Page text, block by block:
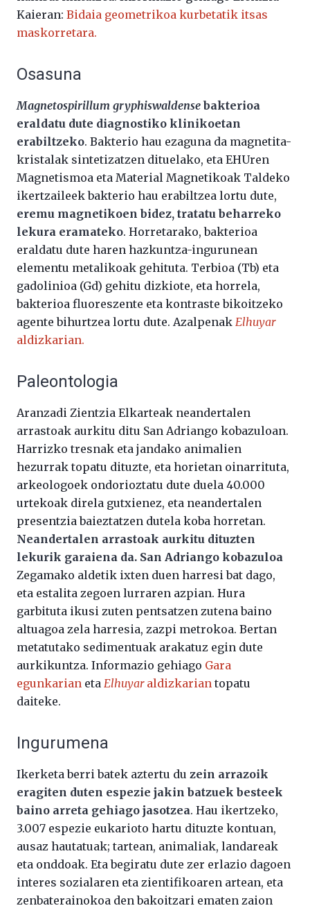
Kaieran: Bidaia geometrikoa kurbetatik itsas
maskorretara.
Osasuna
Magnetospirillum gryphiswaldensebakterioa
eraldatu dute diagnostiko klinikoetan
erabiltzeko. Bakterio hau ezaguna da magnetita-
kristalak sintetizatzen dituelako, eta EHUren
Magnetismoa eta Material Magnetikoak Taldeko
ikertzaileek bakterio hau erabiltzea lortu dute,
eremu magnetikoen bidez, tratatu beharreko
lekura eramateko. Horretarako, bakterioa
eraldatu dute haren hazkuntza-ingurunean
elementu metalikoak gehituta. Terbioa (Tb) eta
gadolinioa (Gd) gehitu dizkiote, eta horrela,
bakterioa fluoreszente eta kontraste bikoitzeko
agente bihurtzea lortu dute. Azalpenak Elhuyar
aldizkarian.
Paleontologia
Aranzadi Zientzia Elkarteak neandertalen
arrastoak aurkitu ditu San Adriango kobazuloan.
Harrizko tresnak eta jandako animalien
hezurrak topatu dituzte, eta horietan oinarrituta,
arkeologoek ondorioztatu dute duela 40.000
urtekoak direla gutxienez, eta neandertalen
presentzia baieztatzen dutela koba horretan.
Neandertalen arrastoak aurkitu dituzten
lekurik garaiena da. San Adriango kobazuloa
Zegamako aldetik ixten duen harresi bat dago,
eta estalita zegoen lurraren azpian. Hura
garbituta ikusi zuten pentsatzen zutena baino
altuagoa zela harresia, zazpi metrokoa. Bertan
metatutako sedimentuak arakatuz egin dute
aurkikuntza. Informazio gehiago Gara
egunkarian eta Elhuyar aldizkarian topatu
daiteke.
Ingurumena
Ikerketa berri batek aztertu du zein arrazoik
eragiten duten espezie jakin batzuek besteek
baino arreta gehiago jasotzea. Hau ikertzeko,
3.007 espezie eukarioto hartu dituzte kontuan,
ausaz hautatuak; tartean, animaliak, landareak
eta onddoak. Eta begiratu dute zer erlazio dagoen
interes sozialaren eta zientifikoaren artean, eta
zenbaterainokoa den bakoitzari ematen zaion